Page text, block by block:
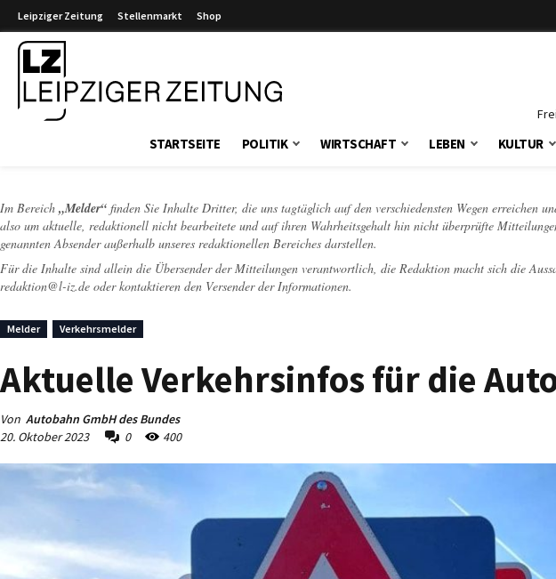
Leipziger Zeitung Stellenmarkt Shop
STARTSEITE POLITIK WIRTSCHAFT LEBEN KULTUR
Im Bereich „Melder“ finden Sie Inhalte Dritter, die uns tagtäglich auf den verschiedensten Wegen erreichen
also um aktuelle, redaktionell nicht bearbeitete und auf ihren Wahrheitsgehalt hin nicht überprüfte
genannten Absender außerhalb unseres redaktionellen Bereiches darstellen.
Für die Inhalte sind allein die Übersender der Mitteilungen verantwortlich, die Redaktion macht sich die
redaktion@l-iz.de oder kontaktieren den Versender der Informationen.
Melder Verkehrsmelder
Aktuelle Verkehrsinfos für die
Von Autobahn GmbH des Bundes
20. Oktober 2023
0 400